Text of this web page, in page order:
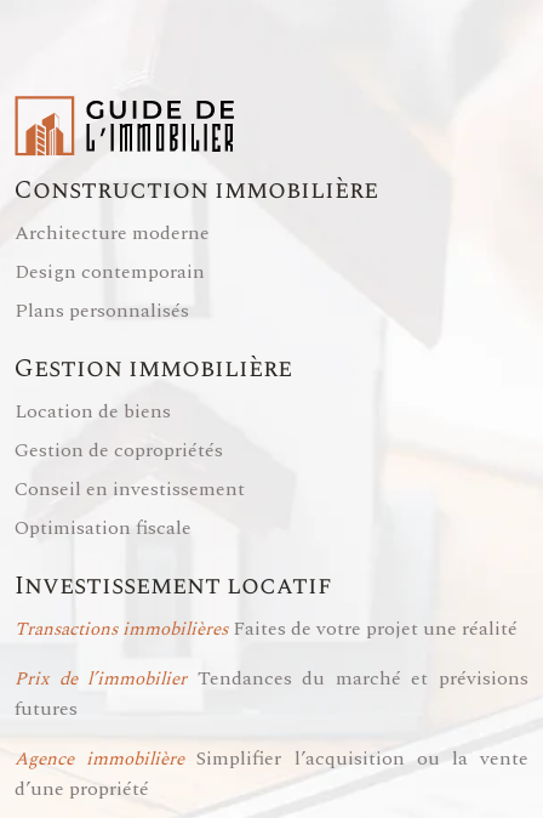
Construction immobilière
Architecture moderne
Design contemporain
Plans personnalisés
Gestion immobilière
Location de biens
Gestion de copropriétés
Conseil en investissement
Optimisation fiscale
Investissement locatif
Transactions immobilièresFaites de votre projet une réalité
Prix de l’immobilierTendances du marché et prévisions
futures
Agence immobilièreSimplifier l’acquisition ou la vente
d’une propriété